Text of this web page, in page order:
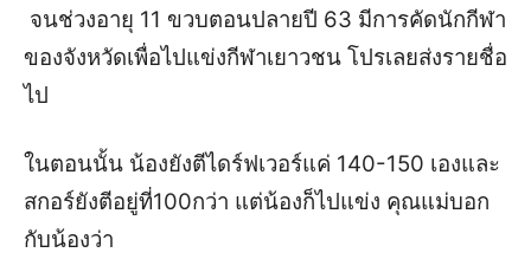
จนช่วงอายุ 11 ขวบตอนปลายปี 63 มีการคัดนักกีฬา
ของจังหวัดเพื่อไปแข่งกีฬาเยาวชน โปรเลยส่งรายชื่อ
ไป
ในตอนนั้น น้องยังตีไดร์ฟเวอร์แค่ 140-150 เองและ
สกอร์ยังตีอยู่ที่100กว่า แต่น้องก็ไปแข่ง คุณแม่บอก
กับน้องว่า